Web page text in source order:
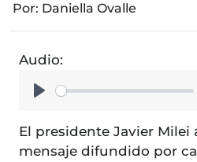
Por: Daniella Ovalle
Audio:
El presidente Javier
mensaje difundido por